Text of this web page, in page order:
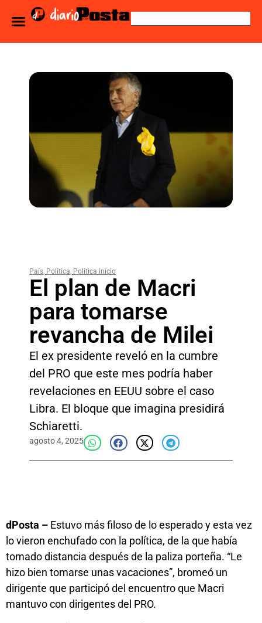
País, Política, Política inicio
El plan de Macri
para tomarse
revancha de Milei
El ex presidente reveló en la cumbre
del PRO que este mes podría haber
revelaciones en EEUU sobre el caso
Libra. El bloque que imagina presidirá
Schiaretti.
agosto 4, 2025
dPosta – Estuvo más filoso de lo esperado y esta vez
lo vieron enchufado con la política, de la que había
tomado distancia después de la paliza porteña. “Le
hizo bien tomarse unas vacaciones”, bromeó un
dirigente que participó del encuentro que Macri
mantuvo con dirigentes del PRO.